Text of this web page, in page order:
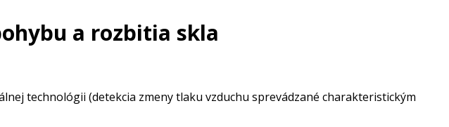
a rozbitia skla
technológii (detekcia zmeny tlaku vzduchu sprevádzané charakteristickým